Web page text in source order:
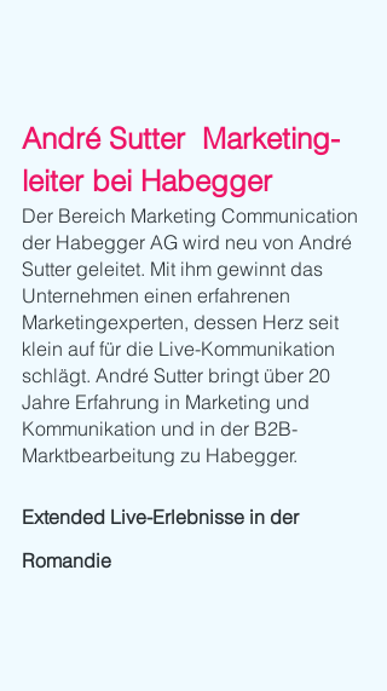
André Sutter  Marketing-
leiter bei Habegger
Der Bereich Marketing Communication
der Habegger AG wird neu von André
Sutter geleitet. Mit ihm gewinnt das
Unternehmen einen erfahrenen
Marketingexperten, dessen Herz seit
klein auf für die Live-Kommunikation
schlägt. André Sutter bringt über 20
Jahre Erfahrung in Marketing und
Kommunikation und in der B2B-
Marktbearbeitung zu Habegger.
Extended Live-Erlebnisse in der
Romandie